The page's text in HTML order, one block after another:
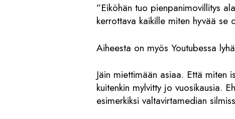
”Eiköhän tuo pienpanimovillitys
kerrottava kaikille miten hyvää se
Aiheesta on myös Youtubessa
Jäin miettimään asiaa. Että miten
kuitenkin mylvitty jo vuosikausia.
esimerkiksi valtavirtamedian